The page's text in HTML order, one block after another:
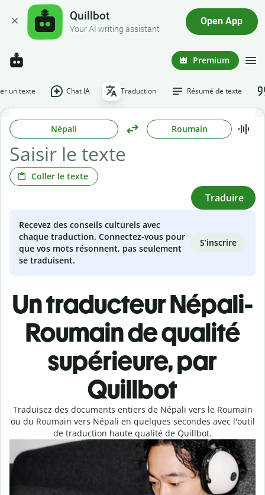
Quillbot
Your AI writing assistant
Open App
Premium
un texte Chat IA Traduction Résumé de texte
Népali Roumain
Coller le texte
Traduire
Recevez des conseils culturels avec
chaque traduction. Connectez-vous pour
que vos mots résonnent, pas seulement
se traduisent.
S’inscrire
Un traducteur Népali-
Roumain de qualité
supérieure, par
Quillbot
Traduisez des documents entiers de Népali vers le Roumain
ou du Roumain vers Népali en quelques secondes avec l'outil
de traduction haute qualité de Quillbot.